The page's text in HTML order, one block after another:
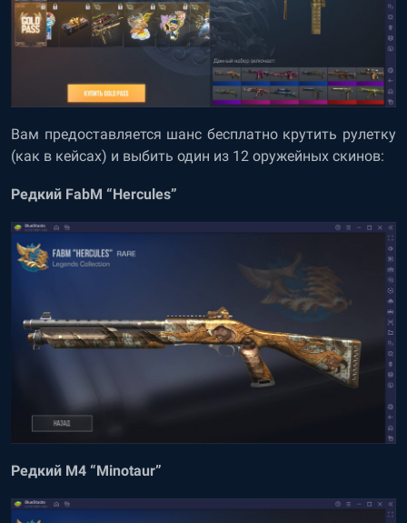
Вам предоставляется шанс бесплатно крутить рулетку
(как в кейсах) и выбить один из 12 оружейных скинов:
Редкий FabM “Hercules”
Редкий M4 “Minotaur”